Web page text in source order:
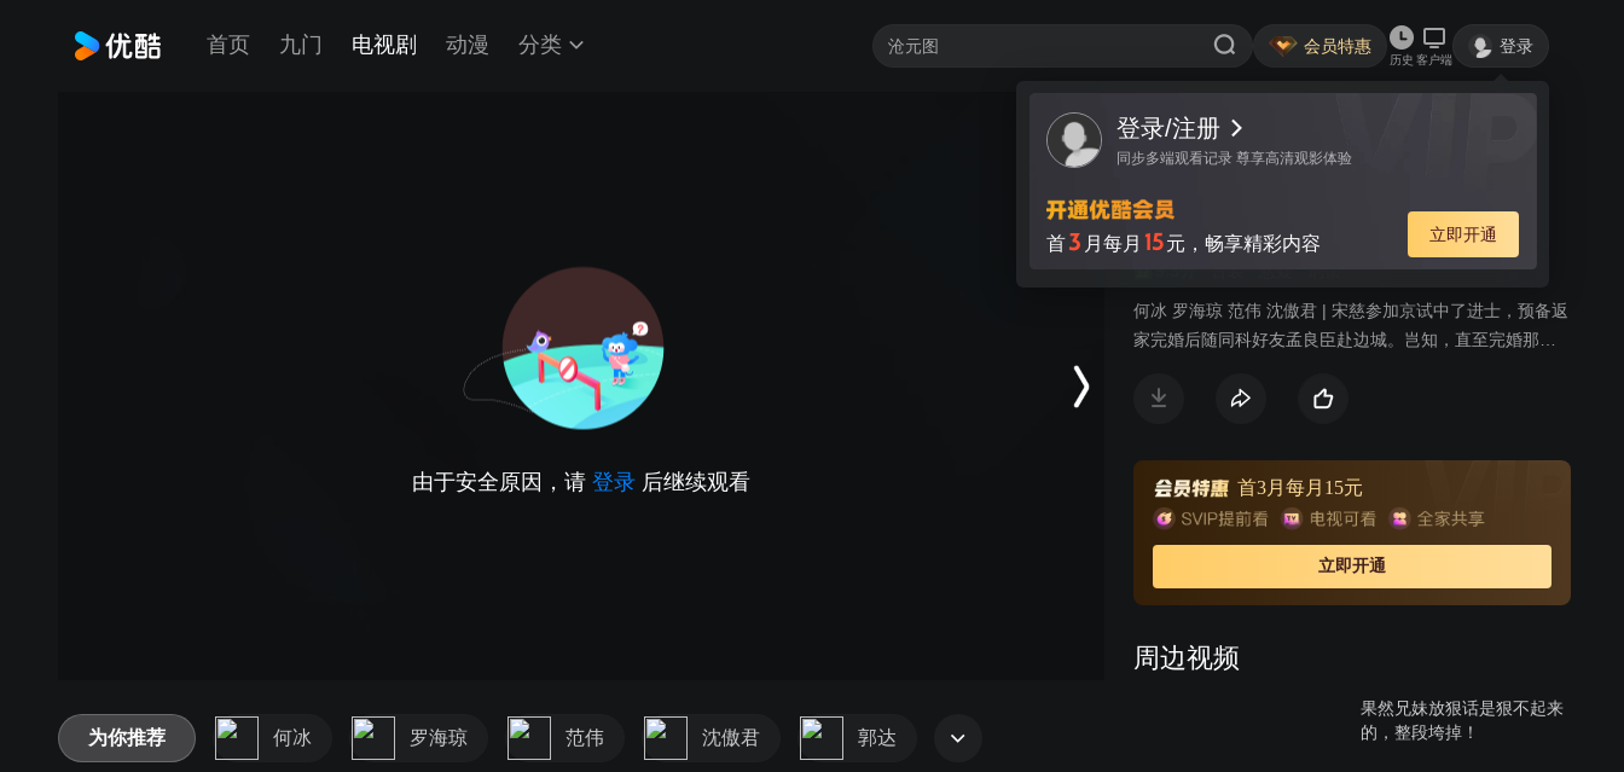
首页 九门 电视剧 动漫 分类 会员特惠
历史 客户端
登录
登录/注册
同步多端观看记录 尊享高清观影体验
首3 月每月 15元，畅享精彩内容 立即开通
由于安全原因，请 登录 后继续观看
视频 讨论
大宋提刑官
刑侦
何冰 罗海琼 范伟 沈傲君 | 宋慈参加京试中了进士，预备返
家完婚后随同科好友孟良臣赴边城。岂知，直至完婚那
辆马车却载回了父亲的遗体，宋巩一生从事刑狱审戡，从
臣在上任途中被谋杀的噩耗传回。在母亲的劝导下，宋慈
动身边城，为挚友查明了案情，还他清白。由此，宋慈被
破格提升为大理寺正六品主事，后又被任命外省提点刑
狱。宋慈接连查明侦破了“太平县冤案”、“李府连环案”、“毛
竹坞案”、“城南井尸案”、“遗扇嫁祸案”、“梁雨生命案”、“李
首3月每月15元
立即开通
周边视频
果然兄妹放狠话是狠不起来
的，整段垮掉！
为你推荐 何冰 罗海琼 范伟 沈傲君 郭达